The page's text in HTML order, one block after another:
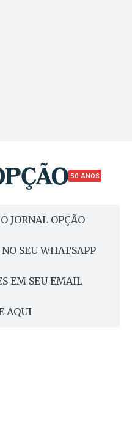
50 ANOS
JORNAL OPÇÃO
SEU WHATSAPP
EM SEU EMAIL
AQUI